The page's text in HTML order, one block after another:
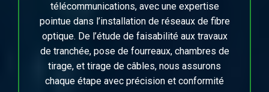
télécommunications, avec une expertise
pointue dans l’installation de réseaux de fibre
optique. De l’étude de faisabilité aux travaux
de tranchée, pose de fourreaux, chambres de
tirage, et tirage de câbles, nous assurons
chaque étape avec précision et conformité